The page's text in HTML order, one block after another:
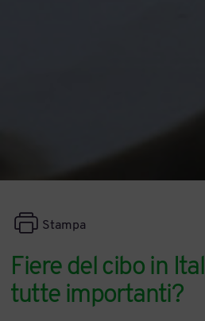
Fiere del cibo in
tutte importanti?
Stampa